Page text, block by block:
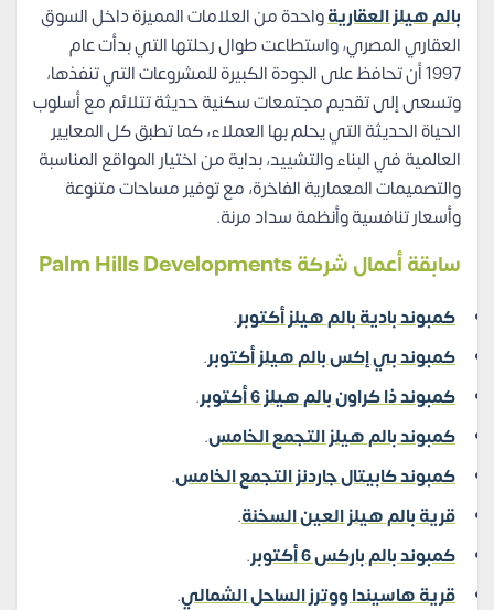
بالم هيلز العقاريةواحدة من العلامات المميزة داخل السوق
العقاري المصري، واستطاعت طوال رحلتها التي بدأت عام
1997 أن تحافظ على الجودة الكبيرة للمشروعات التي تنفذها،
وتسعى إلى تقديم مجتمعات سكنية حديثة تتلائم مع أسلوب
الحياة الحديثة التي يحلم بها العملاء، كما تطبق كل المعايير
العالمية في البناء والتشييد، بداية من اختيار المواقع المناسبة
والتصميمات المعمارية الفاخرة، مع توفير مساحات متنوعة
وأسعار تنافسية وأنظمة سداد مرنة.
سابقة أعمال شركة Palm Hills Developments
كمبوند بادية بالم هيلز أكتوبر.
كمبوند بي إكس بالم هيلز أكتوبر.
كمبوند ذا كراون بالم هيلز 6 أكتوبر
.
كمبوند بالم هيلز التجمع الخامس.
كمبوند كابيتال جاردنز التجمع الخامس.
قرية بالم هيلز العين السخنة.
كمبوند بالم باركس 6 أكتوبر
.
قرية هاسيندا ووترز الساحل الشمالي.